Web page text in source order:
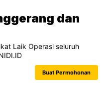
dan
Laik Operasi seluruh
Buat Permohonan